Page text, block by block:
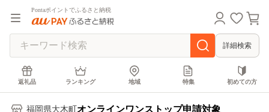
Pontaポイントでふるさと納税
詳細検索
返礼品 ランキング 地域 特集 初めての方
福岡県大木町 オンラインワンストップ申請対象